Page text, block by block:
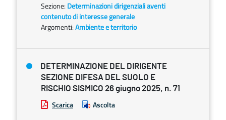
Sezione: Determinazioni dirigenziali aventi
contenuto di interesse generale
Argomenti:Ambiente e territorio
DETERMINAZIONE DEL DIRIGENTE
SEZIONE DIFESA DEL SUOLO E
RISCHIO SISMICO 26 giugno 2025, n. 71
Scarica Ascolta